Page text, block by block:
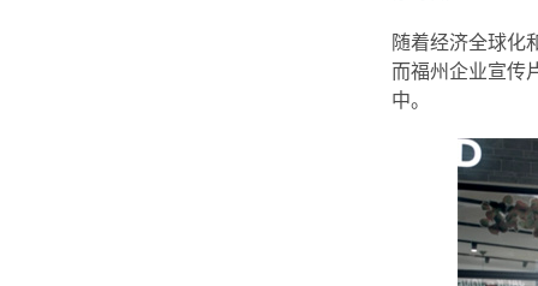
随着经济全球化
而福州企业宣传
中。